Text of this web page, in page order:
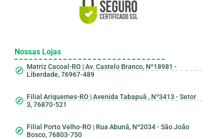
Nossas Lojas
Matriz Cacoal-RO | Av. Castelo Branco, Nº18981 -
Liberdade, 76967-489
Filial Ariquemes-RO | Avenida Tabapuã , Nº3413 - Setor
3, 76870-521
Filial Porto Velho-RO | Rua Abunã, Nº2034 - São João
Bosco, 76803-750